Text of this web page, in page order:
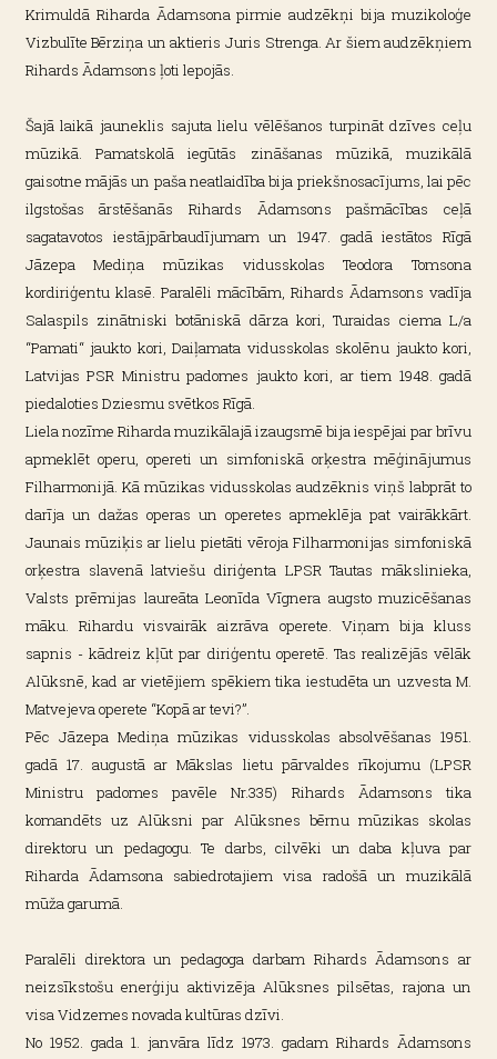
Krimuldā Riharda Ādamsona pirmie audzēkņi bija muzikoloģe
Vizbulīte Bērziņa un aktieris Juris Strenga. Ar šiem audzēkņiem
Rihards Ādamsons ļoti lepojās.
Šajā laikā jauneklis sajuta lielu vēlēšanos turpināt dzīves ceļu
mūzikā. Pamatskolā iegūtās zināšanas mūzikā, muzikālā
gaisotne mājās un paša neatlaidība bija priekšnosacījums, lai pēc
ilgstošas ārstēšanās Rihards Ādamsons pašmācības ceļā
sagatavotos iestājpārbaudījumam un 1947. gadā iestātos Rīgā
Jāzepa Mediņa mūzikas vidusskolas Teodora Tomsona
kordiriģentu klasē. Paralēli mācībām, Rihards Ādamsons vadīja
Salaspils zinātniski botāniskā dārza kori, Turaidas ciema L/a
“Pamati“ jaukto kori, Daiļamata vidusskolas skolēnu jaukto kori,
Latvijas PSR Ministru padomes jaukto kori, ar tiem 1948. gadā
piedaloties Dziesmu svētkos Rīgā.
Liela nozīme Riharda muzikālajā izaugsmē bija iespējai par brīvu
apmeklēt operu, opereti un simfoniskā orķestra mēģinājumus
Filharmonijā. Kā mūzikas vidusskolas audzēknis viņš labprāt to
darīja un dažas operas un operetes apmeklēja pat vairākkārt.
Jaunais mūziķis ar lielu pietāti vēroja Filharmonijas simfoniskā
orķestra slavenā latviešu diriģenta LPSR Tautas mākslinieka,
Valsts prēmijas laureāta Leonīda Vīgnera augsto muzicēšanas
māku. Rihardu visvairāk aizrāva operete. Viņam bija kluss
sapnis - kādreiz kļūt par diriģentu operetē. Tas realizējās vēlāk
Alūksnē, kad ar vietējiem spēkiem tika iestudēta un uzvesta M.
Matvejeva operete “Kopā ar tevi?”.
Pēc Jāzepa Mediņa mūzikas vidusskolas absolvēšanas 1951.
gadā 17. augustā ar Mākslas lietu pārvaldes rīkojumu (LPSR
Ministru padomes pavēle Nr.335) Rihards Ādamsons tika
komandēts uz Alūksni par Alūksnes bērnu mūzikas skolas
direktoru un pedagogu. Te darbs, cilvēki un daba kļuva par
Riharda Ādamsona sabiedrotajiem visa radošā un muzikālā
mūža garumā.
Paralēli direktora un pedagoga darbam Rihards Ādamsons ar
neizsīkstošu enerģiju aktivizēja Alūksnes pilsētas, rajona un
visa Vidzemes novada kultūras dzīvi.
No 1952. gada 1. janvāra līdz 1973. gadam Rihards Ādamsons